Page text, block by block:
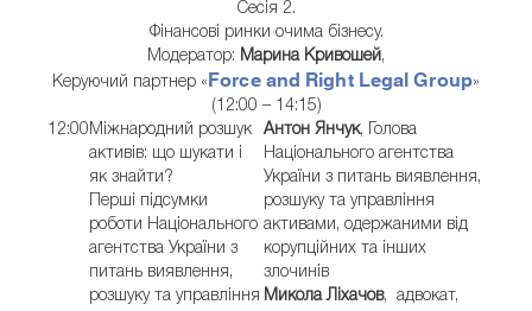
Сесія 2.
Фінансові ринки очима бізнесу.
Модератор: Марина Кривошей,
Керуючий партнер «Force and Right Legal Group»
(12:00 – 14:15)
12:00 Міжнародний розшук
активів: що шукати і
як знайти?
Перші підсумки
роботи Національного
агентства України з
питань виявлення,
розшуку та управління
Антон Янчук, Голова
Національного агентства
України з питань виявлення,
розшуку та управління
активами, одержаними від
корупційних та інших
злочинів
Микола Ліхачов, адвокат,